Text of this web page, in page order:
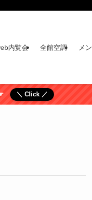
内覧会 全館空調 メ
＼ Click ／